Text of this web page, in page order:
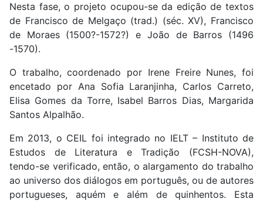
Nesta fase, o projeto ocupou-se da edição de textos
de Francisco de Melgaço (trad.) (séc. XV), Francisco
de Moraes (1500?-1572?) e João de Barros (1496
-1570).
O trabalho, coordenado por Irene Freire Nunes, foi
encetado por Ana Sofia Laranjinha, Carlos Carreto,
Elisa Gomes da Torre, Isabel Barros Dias, Margarida
Santos Alpalhão.
Em 2013, o CEIL foi integrado no IELT – Instituto de
Estudos de Literatura e Tradição (FCSH-NOVA),
tendo-se verificado, então, o alargamento do trabalho
ao universo dos diálogos em português, ou de autores
portugueses, aquém e além de quinhentos. Esta